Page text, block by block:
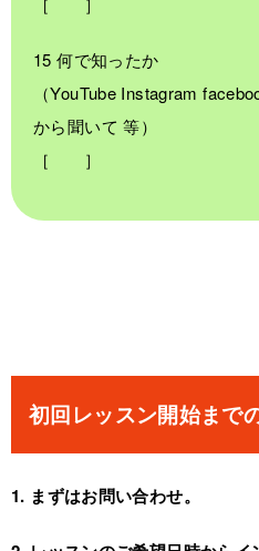
15 何で知ったか
（YouTube Instagram
から聞いて 等）
［ ］
初回レッスン開始まで
1. まずはお問い合わせ。